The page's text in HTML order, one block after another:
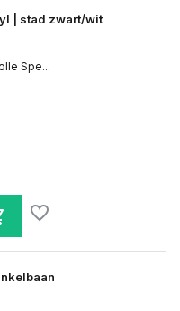
| stad zwart/wit
Spe...